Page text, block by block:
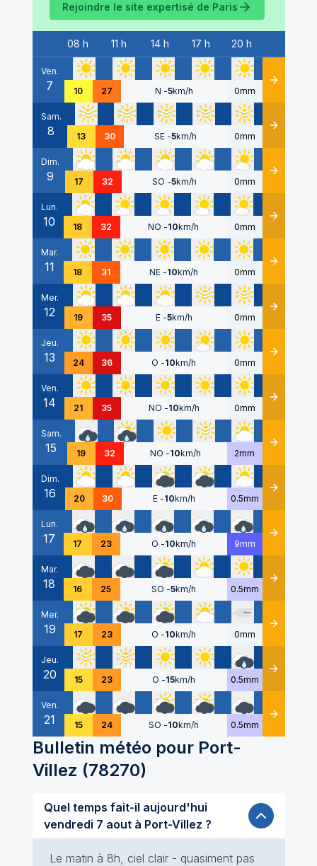
Rejoindre le site expertisé de Paris
Date
08 h 11 h 14 h 17 h 20 h
Ven.
7 10 27 N -5km/h 0mm Détails
Sam.
8 13 30 SE -5km/h 0mm Détails
Dim.
9 17 32 SO -5km/h 0mm Détails
Lun.
10 18 32 NO -10km/h 0mm Détails
Mar.
11 18 31 NE -10km/h 0mm Détails
Mer.
12 19 35 E -5km/h 0mm Détails
Jeu.
13 24 36 O -10km/h 0mm Détails
Ven.
14 21 35 NO -10km/h 0mm Détails
Sam.
15 19 32 NO -10km/h 2mm Détails
Dim.
16 20 30 E -10km/h 0.5mm Détails
Lun.
17 17 23 O -10km/h 9mm Détails
Mar.
18 16 25 SO -5km/h 0.5mm Détails
Mer.
19 17 23 O -10km/h 0mm Détails
Jeu.
20 15 23 O -15km/h 0.5mm Détails
Ven.
21 15 24 SO -10km/h 0.5mm Détails
Bulletin météo pour Port-
Villez (78270)
Quel temps fait-il aujourd'hui
vendredi 7 aout à Port-Villez ?
Le matin à 8h, ciel clair - quasiment pas